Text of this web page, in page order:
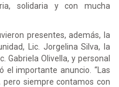
solidaria y con mucha
presentes, además, la
Lic. Jorgelina Silva, la
Gabriela Olivella, y personal
el importante anuncio. “Las
siempre contamos con